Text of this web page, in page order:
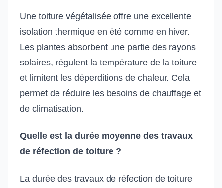
Une toiture végétalisée offre une excellente
isolation thermique en été comme en hiver.
Les plantes absorbent une partie des rayons
solaires, régulent la température de la toiture
et limitent les déperditions de chaleur. Cela
permet de réduire les besoins de chauffage et
de climatisation.
Quelle est la durée moyenne des travaux
de réfection de toiture ?
La durée des travaux de réfection de toiture